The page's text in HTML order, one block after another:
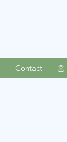
Contact 홈